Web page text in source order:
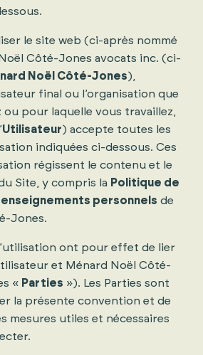
le site web (ci-après nommé
Côté-Jones avocats inc. (ci-
Noël Côté-Jones),
final ou l’organisation que
pour laquelle vous travaillez,
Utilisateur) accepte toutes les
indiquées ci-dessous. Ces
régissent le contenu et le
Site, y compris la Politique de
personnels de
Jones.
ont pour effet de lier
et Ménard Noël Côté-
« Parties »). Les Parties sont
la présente convention et de
mesures utiles et nécessaires